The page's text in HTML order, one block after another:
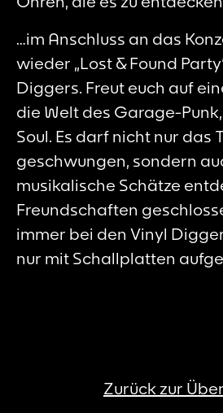
…im Anschluss an das
wieder „Lost & Found
Diggers. Freut euch auf
die Welt des Garage-
Soul. Es darf nicht nur das
geschwungen, sondern
musikalische Schätze
Freundschaften
immer bei den Vinyl
nur mit Schallplatten
Zurück zur